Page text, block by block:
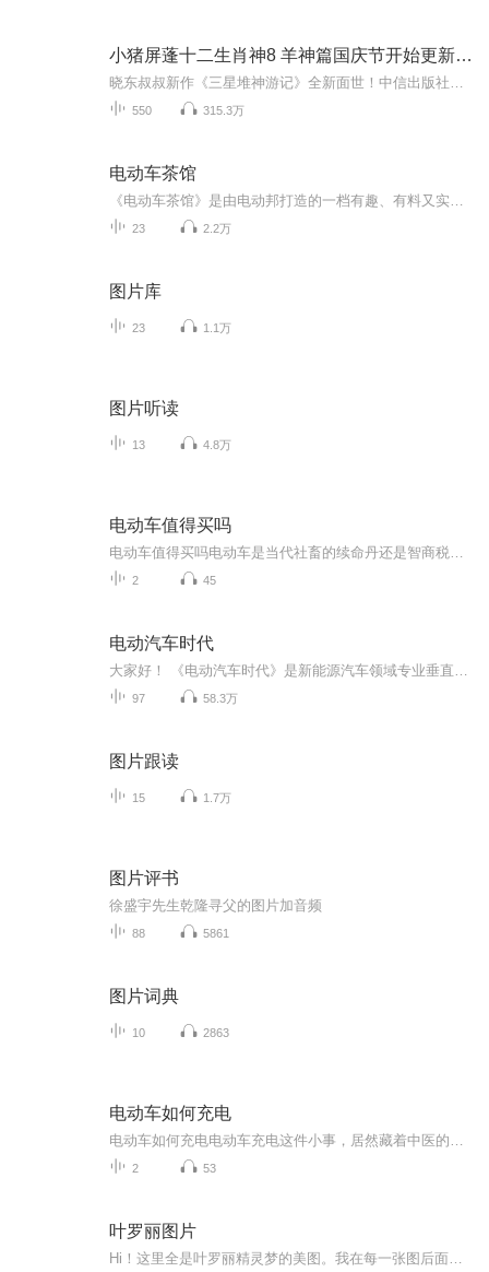
小猪屏蓬十二生肖神8 羊神篇国庆节开始更新啦！
550 315.3万
电动车茶馆
23 2.2万
图片库
23 1.1万
图片听读
13 4.8万
电动车值得买吗
2 45
电动汽车时代
97 58.3万
图片跟读
15 1.7万
图片评书
徐盛宇先生乾隆寻父的图片加音频
88 5861
图片词典
10 2863
电动车如何充电
2 53
叶罗丽图片